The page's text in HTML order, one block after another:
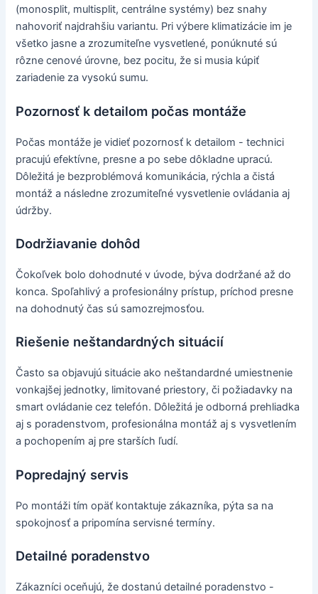
(monosplit, multisplit, centrálne systémy) bez snahy
nahovoriť najdrahšiu variantu. Pri výbere klimatizácie im je
všetko jasne a zrozumiteľne vysvetlené, ponúknuté sú
rôzne cenové úrovne, bez pocitu, že si musia kúpiť
zariadenie za vysokú sumu.
Pozornosť k detailom počas montáže
Počas montáže je vidieť pozornosť k detailom - technici
pracujú efektívne, presne a po sebe dôkladne upracú.
Dôležitá je bezproblémová komunikácia, rýchla a čistá
montáž a následne zrozumiteľné vysvetlenie ovládania aj
údržby.
Dodržiavanie dohôd
Čokoľvek bolo dohodnuté v úvode, býva dodržané až do
konca. Spoľahlivý a profesionálny prístup, príchod presne
na dohodnutý čas sú samozrejmosťou.
Riešenie neštandardných situácií
Často sa objavujú situácie ako neštandardné umiestnenie
vonkajšej jednotky, limitované priestory, či požiadavky na
smart ovládanie cez telefón. Dôležitá je odborná prehliadka
aj s poradenstvom, profesionálna montáž aj s vysvetlením
a pochopením aj pre starších ľudí.
Popredajný servis
Po montáži tím opäť kontaktuje zákazníka, pýta sa na
spokojnosť a pripomína servisné termíny.
Detailné poradenstvo
Zákazníci oceňujú, že dostanú detailné poradenstvo -